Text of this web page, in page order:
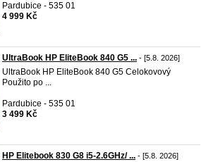
Pardubice - 535 01
4 999 Kč
UltraBook HP EliteBook 840 G5 ... - [5.8. 2026]
UltraBook HP EliteBook 840 G5 Celokovový
Použito po ...
Pardubice - 535 01
3 499 Kč
HP Elitebook 830 G8 i5-2.6GHz/ ... - [5.8. 2026]